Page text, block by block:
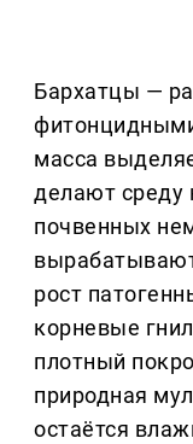
Бархатцы —
масса
делают среду
почвенных
рост
корневые
плотный
природная
остаётся